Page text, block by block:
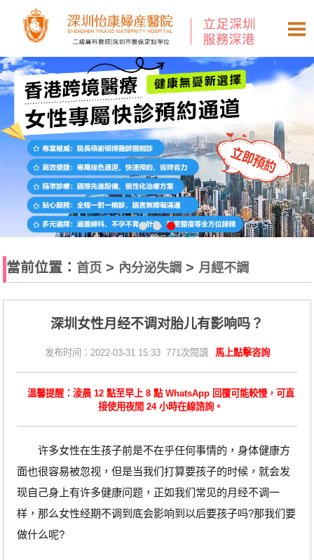
當前位置： 首页 > 內分泌失調 > 月經不調
深圳女性月经不调对胎儿有影响吗？
发布时间：2022-03-31 15:33 771次閱讀 馬上點擊咨詢
溫馨提醒：淩晨 12 點至早上 8 點 WhatsApp 回覆可能較慢，可直
接使用夜間 24 小時在線諮詢。
许多女性在生孩子前是不在乎任何事情的，身体健康方
面也很容易被忽视，但是当我们打算要孩子的时候，就会发
现自己身上有许多健康问题，正如我们常见的月经不调一
样，那么女性经期不调到底会影响到以后要孩子吗?那我们要
做什么呢?